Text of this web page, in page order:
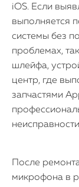
iOS. Если
выполняется
системы без
проблемах,
шлейфа,
центр, где
запчастями
После
микрофона в